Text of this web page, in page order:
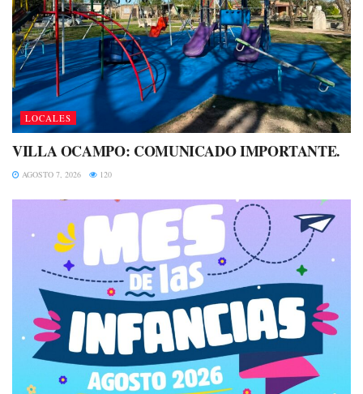
LOCALES
VILLA OCAMPO: COMUNICADO IMPORTANTE.
AGOSTO 7, 2026 120